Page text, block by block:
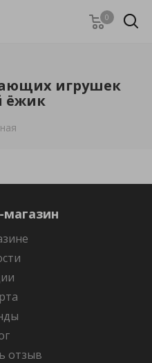
0
игрушек
ёжик
отзыв